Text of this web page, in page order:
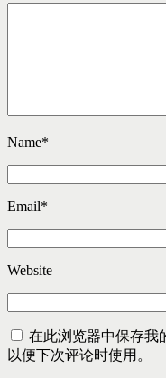
Name*
Email*
Website
在此浏览器中保存我
以便下次评论时使用。